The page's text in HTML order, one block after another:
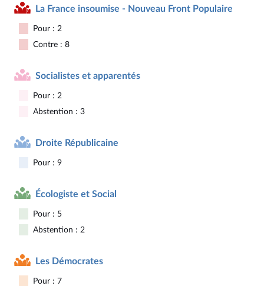
La France insoumise - Nouveau Front Populaire
Pour : 2
Contre : 8
Socialistes et apparentés
Pour : 2
Abstention : 3
Droite Républicaine
Pour : 9
Écologiste et Social
Pour : 5
Abstention : 2
Les Démocrates
Pour : 7